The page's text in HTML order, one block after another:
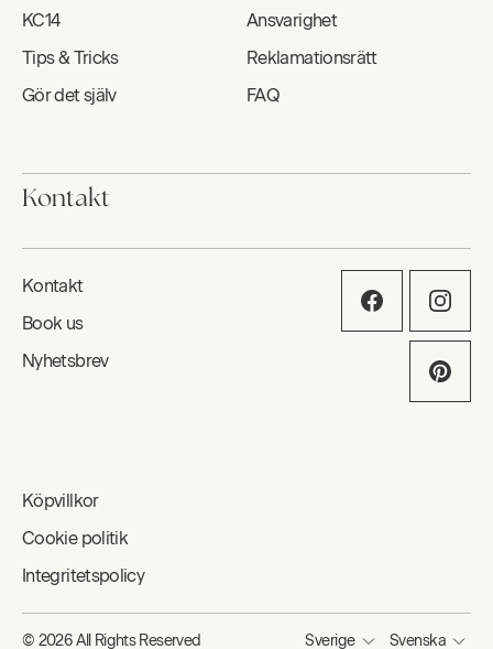
KC14
Tips & Tricks
Gör det själv
Ansvarighet
Reklamationsrätt
FAQ
Kontakt
Kontakt
Book us
Nyhetsbrev
Köpvillkor
Cookie politik
Integritetspolicy
© 2026 All Rights Reserved Sverige Svenska